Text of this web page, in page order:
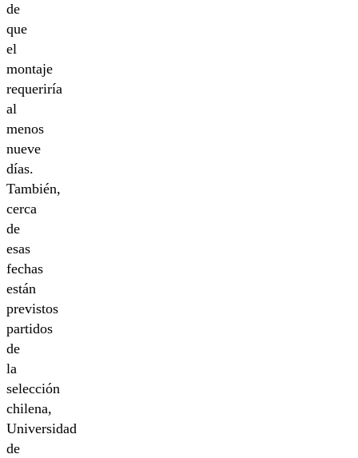
de
que
el
montaje
requeriría
al
menos
nueve
días.
También,
cerca
de
esas
fechas
están
previstos
partidos
de
la
selección
chilena,
Universidad
de